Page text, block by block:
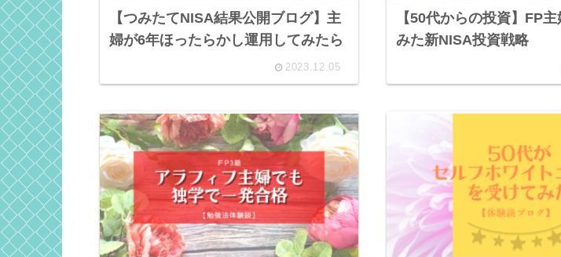
【つみたてNISA結果公開ブログ】主
婦が6年ほったらかし運用してみたら
2023.12.05
【50代からの投資】FP
みた新NISA投資戦略